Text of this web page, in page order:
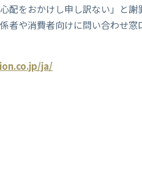
配をおかけし申し訳ない」と謝
者や消費者向けに問い合わせ窓
ja/